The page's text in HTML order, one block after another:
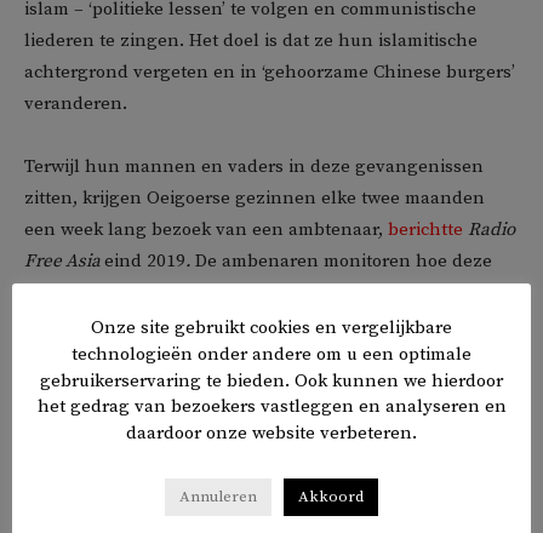
islam – ‘politieke lessen’ te volgen en communistische
liederen te zingen. Het doel is dat ze hun islamitische
achtergrond vergeten en in ‘gehoorzame Chinese burgers’
veranderen.
Terwijl hun mannen en vaders in deze gevangenissen
zitten, krijgen Oeigoerse gezinnen elke twee maanden
een week lang bezoek van een ambtenaar, berichtte Radio
Free Asiaeind 2019. De ambenaren monitoren hoe deze
Ook scholen de ambtenaren hen bij in de Chinese taal en
de gewenste politieke zienswijzen.
In de thuisbezoeken die vallen onder dit zogeheten ‘Pair
gezinnen gedwongen varkensvlees worden te eten en
alcohol – ook haram – te drinken. Oeigoerenvrouwen
Onze site gebruikt cookies en vergelijkbare
technologieën onder andere om u een optimale
gebruikerservaring te bieden. Ook kunnen we hierdoor
het gedrag van bezoekers vastleggen en analyseren en
daardoor onze website verbeteren.
Annuleren Akkoord